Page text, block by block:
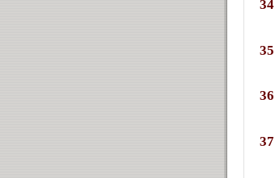
34
35
36
37